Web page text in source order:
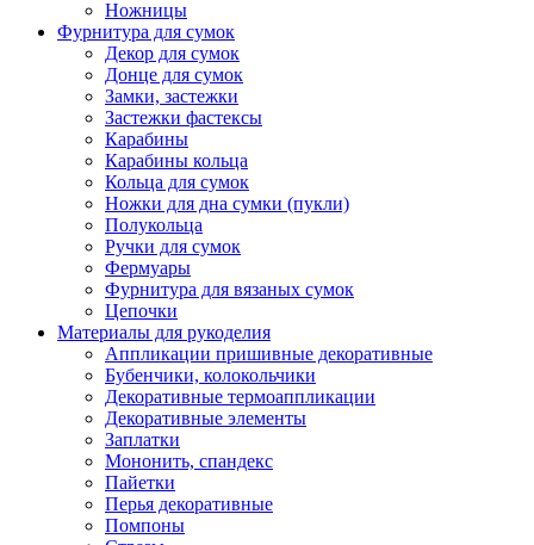
Ножницы
Фурнитура для сумок
Декор для сумок
Донце для сумок
Замки, застежки
Застежки фастексы
Карабины
Карабины кольца
Кольца для сумок
Ножки для дна сумки (пукли)
Полукольца
Ручки для сумок
Фермуары
Фурнитура для вязаных сумок
Цепочки
Материалы для рукоделия
Аппликации пришивные декоративные
Бубенчики, колокольчики
Декоративные термоаппликации
Декоративные элементы
Заплатки
Мононить, спандекс
Пайетки
Перья декоративные
Помпоны